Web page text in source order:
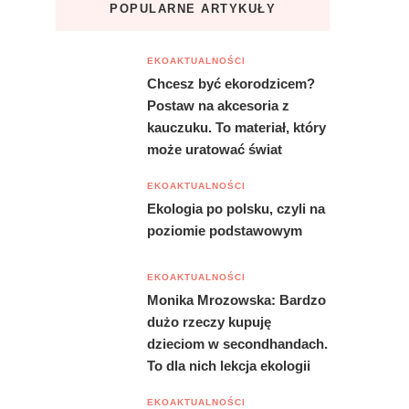
POPULARNE ARTYKUŁY
EKOAKTUALNOŚCI
Chcesz być ekorodzicem?
Postaw na akcesoria z
kauczuku. To materiał, który
może uratować świat
EKOAKTUALNOŚCI
Ekologia po polsku, czyli na
poziomie podstawowym
EKOAKTUALNOŚCI
Monika Mrozowska: Bardzo
dużo rzeczy kupuję
dzieciom w secondhandach.
To dla nich lekcja ekologii
EKOAKTUALNOŚCI